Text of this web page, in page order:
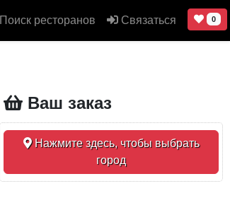
Поиск ресторанов Связаться 0
Ваш заказ
Нажмите здесь, чтобы выбрать
город